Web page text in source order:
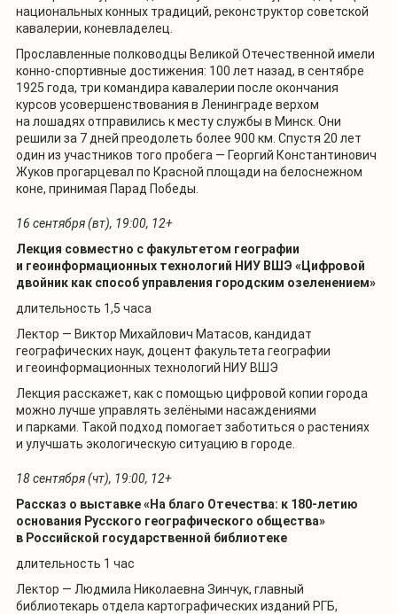
национальных конных традиций, реконструктор советской
кавалерии, коневладелец.
Прославленные полководцы Великой Отечественной имели
конно-спортивные достижения: 100 лет назад, в сентябре
1925 года, три командира кавалерии после окончания
курсов усовершенствования в Ленинграде верхом
на лошадях отправились к месту службы в Минск. Они
решили за 7 дней преодолеть более 900 км. Спустя 20 лет
один из участников того пробега — Георгий Константинович
Жуков прогарцевал по Красной площади на белоснежном
коне, принимая Парад Победы.
16 сентября (вт), 19:00, 12+
Лекция совместно с факультетом географии
и геоинформационных технологий НИУ ВШЭ «Цифровой
двойник как способ управления городским озеленением»
длительность 1,5 часа
Лектор — Виктор Михайлович Матасов, кандидат
географических наук, доцент факультета географии
и геоинформационных технологий НИУ ВШЭ
Лекция расскажет, как с помощью цифровой копии города
можно лучше управлять зелёными насаждениями
и парками. Такой подход помогает заботиться о растениях
и улучшать экологическую ситуацию в городе.
18 сентября (чт), 19:00, 12+
Рассказ о выставке «На благо Отечества: к 180-летию
основания Русского географического общества»
в Российской государственной библиотеке
длительность 1 час
Лектор — Людмила Николаевна Зинчук, главный
библиотекарь отдела картографических изданий РГБ,